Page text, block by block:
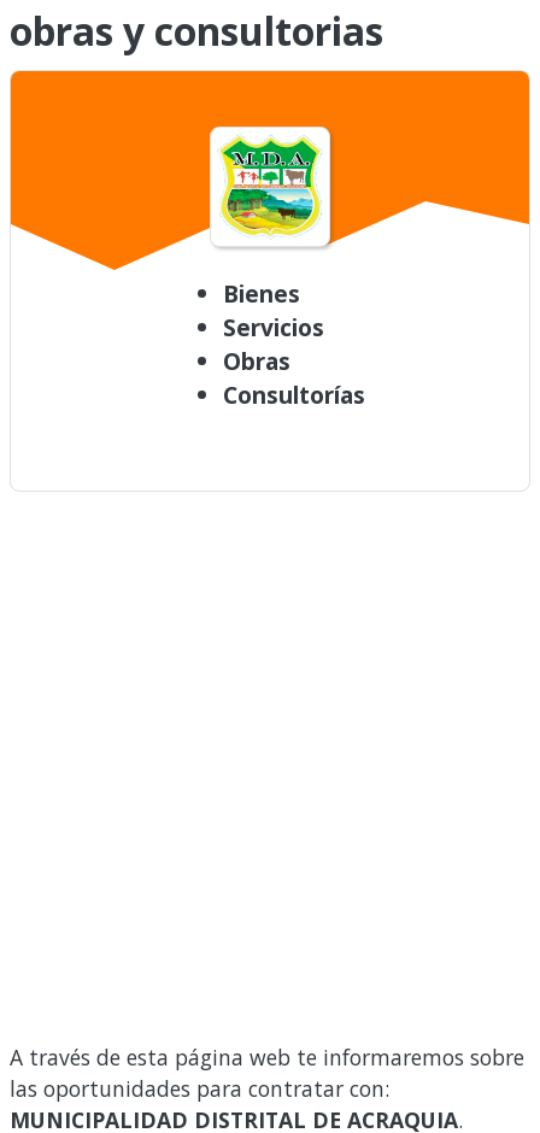
obras y consultorias
Bienes
Servicios
Obras
Consultorías
A través de esta página web te informaremos sobre
las oportunidades para contratar con:
MUNICIPALIDAD DISTRITAL DE ACRAQUIA.